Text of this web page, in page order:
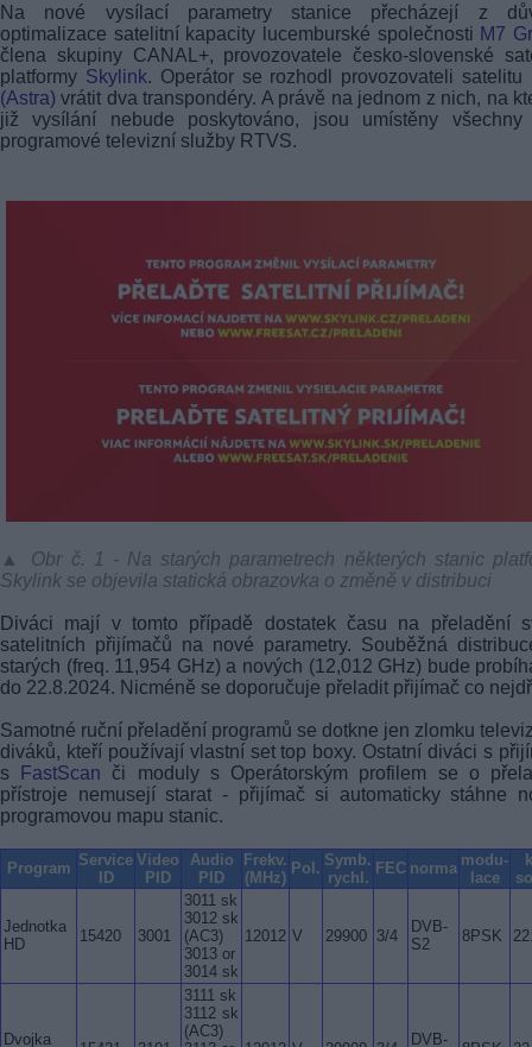
Na nové vysílací parametry stanice přecházejí z
optimalizace satelitní kapacity lucemburské společnosti M7
člena skupiny CANAL+, provozovatele česko-slovenské
platformy Skylink. Operátor se rozhodl provozovateli satelitu
(Astra) vrátit dva transpondéry. A právě na jednom z nich, na
již vysílání nebude poskytováno, jsou umístěny všechny
programové televizní služby RTVS.
▲ Obr č. 1 - Na starých parametrech některých stanic
Skylink se objevila statická obrazovka o změně v distribuci
Diváci mají v tomto případě dostatek času na přeladění
satelitních přijímačů na nové parametry. Souběžná
starých (freq. 11,954 GHz) a nových (12,012 GHz) bude
do 22.8.2024. Nicméně se doporučuje přeladit přijímač co
Samotné ruční přeladění programů se dotkne jen zlomku
diváků, kteří používají vlastní set top boxy. Ostatní diváci s
s
FastScan či moduly s Operátorským profilem se o
přístroje nemusejí starat - přijímač si automaticky stáhne
programovou mapu stanic.
Program Service
ID
Video
PID
Audio
PID
Frekv.
(MHz)
Pol. Symb.
rychl.
FEC norma modu-
lace
Jednotka
HD
15420 3001
3011 sk
3012 sk
(AC3)
3013 or
3014 sk
12012 V 29900 3/4
DVB-
S2
8PSK
Dvojka
3111 sk
3112 sk
(AC3)
DVB-